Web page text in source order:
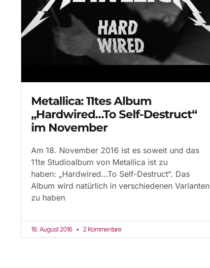
Metallica: 11tes Album
„Hardwired…To Self-Destruct“
im November
Am 18. November 2016 ist es soweit und das
11te Studioalbum von Metallica ist zu
haben: „Hardwired…To Self-Destruct“. Das
Album wird natürlich in verschiedenen Varianten
zu haben
19. August 2016 2 Kommentare